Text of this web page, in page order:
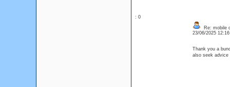
: 0
Re: mobile
23/06/2025
Thank you a
also seek